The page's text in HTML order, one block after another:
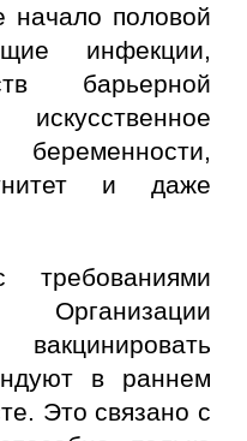
начало половой
инфекции,
барьерной
и даже
в раннем
Это связано с